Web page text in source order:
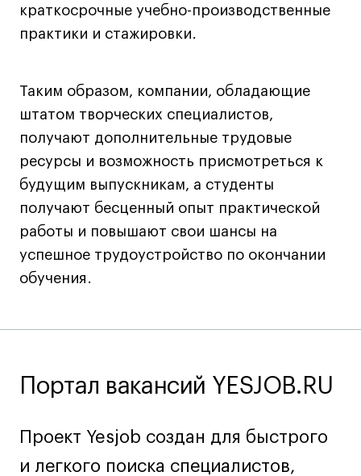
Все программы
Новости
События
Блог
Преподаватели
Лицензии и аккредитации
Ресурсы
Связи с индустрией
Контакты
краткосрочные учебно-производственные
практики и стажировки.
Таким образом, компании, обладающие
штатом творческих специалистов,
получают дополнительные трудовые
ресурсы и возможность присмотреться к
будущим выпускникам, а студенты
получают бесценный опыт практической
работы и повышают свои шансы на
успешное трудоустройство по окончании
обучения.
Портал вакансий YESJOB.RU
Проект Yesjob создан для быстрого
и легкого поиска специалистов,